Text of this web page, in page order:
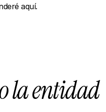
aquí.
la entidad